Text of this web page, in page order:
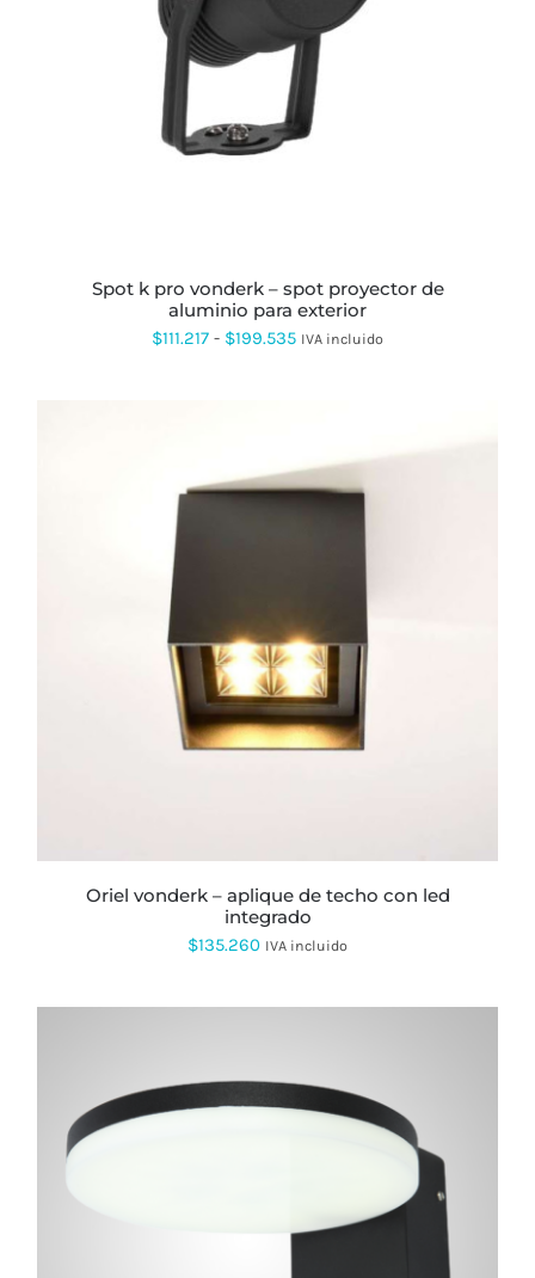
PRODUCTO
TIENE
MÚLTIPLES
VARIANTES.
LAS
OPCIONES
PÁGINA
DE
PRODUCTO
spot k pro vonderk – spot proyector de
aluminio para exterior
$111.217 - $199.535Rango
$111.217
hasta
IVA incluido
oriel vonderk – aplique de techo con led
integrado
$135.260 IVA incluido